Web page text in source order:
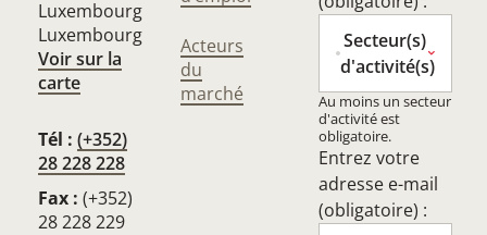
Luxembourg
Luxembourg
Voir sur la
carte
Tél : (+352)
28 228 228
Fax : (+352)
28 228 229
Acteurs
du
marché
Secteur(s)
d'activité(s)
Au moins un secteur
d'activité est
obligatoire.
Entrez votre
adresse e-mail
(obligatoire) :